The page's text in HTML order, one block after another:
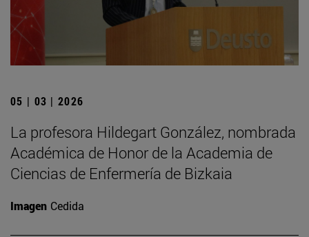
05 | 03 | 2026
La profesora Hildegart González, nombrada
Académica de Honor de la Academia de
Ciencias de Enfermería de Bizkaia
Imagen Cedida